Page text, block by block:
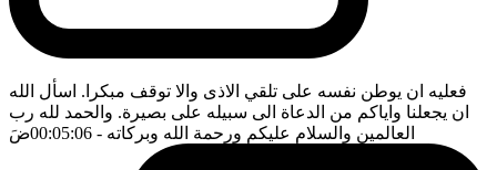
فعليه ان يوطن نفسه على تلقي الاذى والا توقف مبكرا. اسأل الله
ان يجعلنا واياكم من الدعاة الى سبيله على بصيرة. والحمد لله رب
العالمين والسلام عليكم ورحمة الله وبركاته - 00:05:06 ضَ